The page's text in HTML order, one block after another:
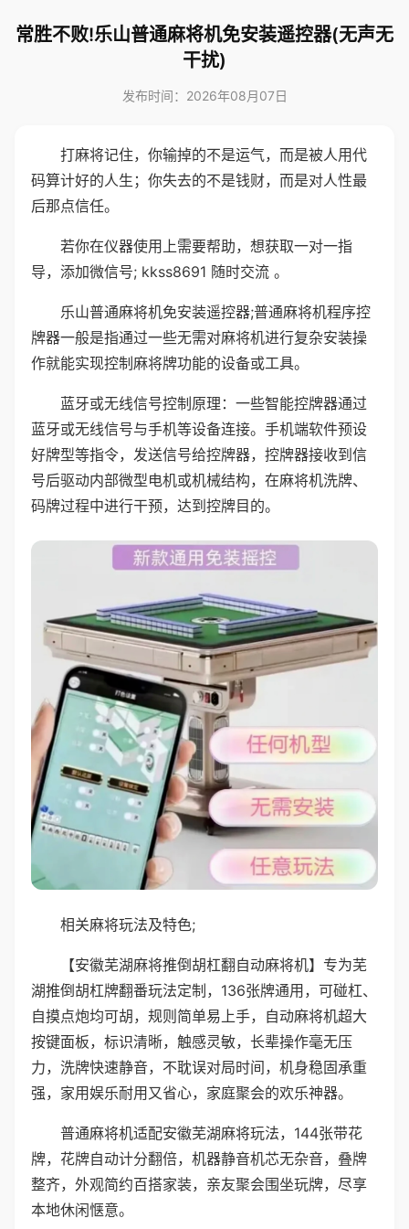
常胜不败!乐山普通麻将机免安装遥控器(无声无
干扰)
发布时间：2026年08月07日
打麻将记住，你输掉的不是运气，而是被人用代
码算计好的人生；你失去的不是钱财，而是对人性最
后那点信任。
若你在仪器使用上需要帮助，想获取一对一指
导，添加微信号; kkss8691 随时交流 。
乐山普通麻将机免安装遥控器;普通麻将机程序控
牌器一般是指通过一些无需对麻将机进行复杂安装操
作就能实现控制麻将牌功能的设备或工具。
蓝牙或无线信号控制原理：一些智能控牌器通过
蓝牙或无线信号与手机等设备连接。手机端软件预设
好牌型等指令，发送信号给控牌器，控牌器接收到信
号后驱动内部微型电机或机械结构，在麻将机洗牌、
码牌过程中进行干预，达到控牌目的。
相关麻将玩法及特色;
【安徽芜湖麻将推倒胡杠翻自动麻将机】专为芜
湖推倒胡杠牌翻番玩法定制，136张牌通用，可碰杠、
自摸点炮均可胡，规则简单易上手，自动麻将机超大
按键面板，标识清晰，触感灵敏，长辈操作毫无压
力，洗牌快速静音，不耽误对局时间，机身稳固承重
强，家用娱乐耐用又省心，家庭聚会的欢乐神器。
普通麻将机适配安徽芜湖麻将玩法，144张带花
牌，花牌自动计分翻倍，机器静音机芯无杂音，叠牌
整齐，外观简约百搭家装，亲友聚会围坐玩牌，尽享
本地休闲惬意。